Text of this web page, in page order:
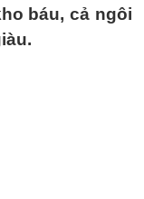
báu, cả ngôi